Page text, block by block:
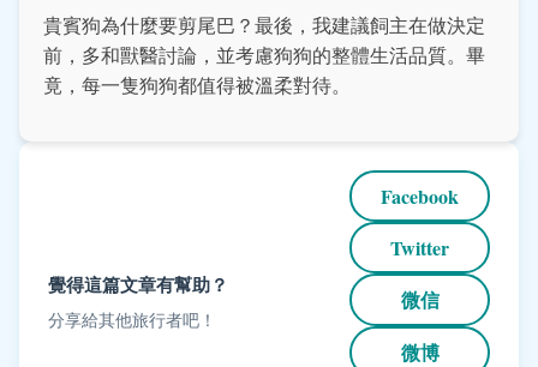
貴賓狗為什麼要剪尾巴？最後，我建議飼主在做決定
前，多和獸醫討論，並考慮狗狗的整體生活品質。畢
竟，每一隻狗狗都值得被溫柔對待。
覺得這篇文章有幫助？
分享給其他旅行者吧！
Facebook
Twitter
微信
微博